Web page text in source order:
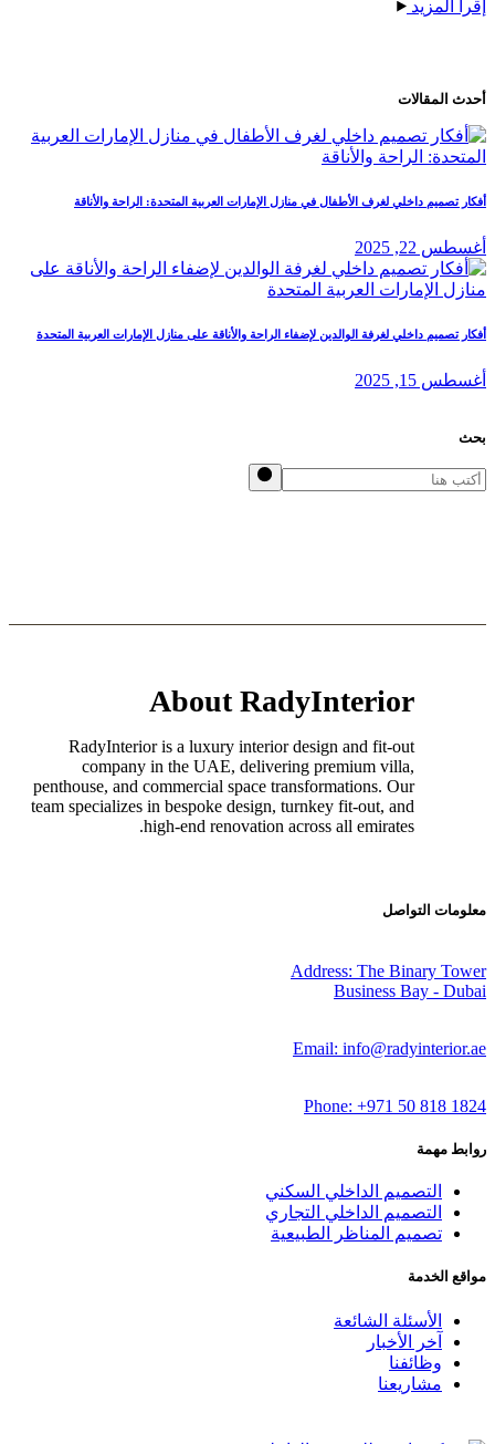
داخلي لغرف الأطفال في منازل الإمارات العربية المتحدة: الراحة والأناقة
2025
داخلي لغرفة الوالدين لإضفاء الراحة والأناقة على منازل الإمارات العربية المتحدة
2025
About RadyInterior
RadyInterior is a luxury interior design and fit-out
company in the UAE, delivering premium villa,
penthouse, and commercial space transformations. Our
team specializes in bespoke design, turnkey fit-out, and
high-end renovation across all emirates.
التواصل
Address: The Binary
Business Bay -
Email:
Phone: +971 50 818
مهمة
التصميم الداخلي السكني
التصميم الداخلي التجاري
تصميم المناظر الطبيعية
الأسئلة الشائعة
آخر الأخبار
وظائفنا
مشاريعنا